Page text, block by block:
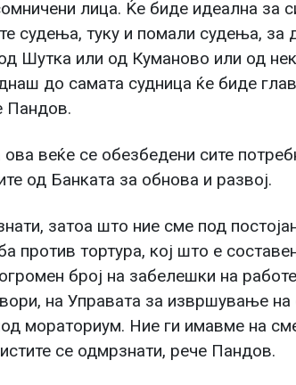
лица. Ќе биде идеална за
судења, туку и помали судења, за
Шутка или од Куманово или од
до самата судница ќе биде
Пандов.
веќе се обезбедени сите
од Банката за обнова и развој.
затоа што ние сме под
против тортура, кој што е
број на забелешки на
на Управата за извршување на
мораториум. Ние ги имавме на
се одмрзнати, рече Пандов.